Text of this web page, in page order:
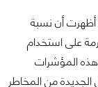
أظهرت أن نسبة
على استخدام
هذه المؤشرات
الجديدة من المخاطر